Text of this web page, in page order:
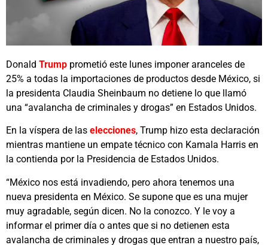
Donald Trump prometió este lunes imponer aranceles de
25% a todas la importaciones de productos desde México, si
la presidenta Claudia Sheinbaum no detiene lo que llamó
una “avalancha de criminales y drogas” en Estados Unidos.
En la víspera de las elecciones, Trump hizo esta declaración
mientras mantiene un empate técnico con Kamala Harris en
la contienda por la Presidencia de Estados Unidos.
“México nos está invadiendo, pero ahora tenemos una
nueva presidenta en México. Se supone que es una mujer
muy agradable, según dicen. No la conozco. Y le voy a
informar el primer día o antes que si no detienen esta
avalancha de criminales y drogas que entran a nuestro país,